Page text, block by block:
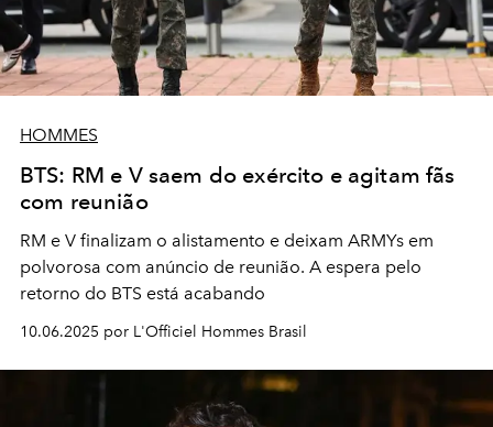
HOMMES
BTS: RM e V saem do exército e agitam fãs
com reunião
RM e V finalizam o alistamento e deixam ARMYs em
polvorosa com anúncio de reunião. A espera pelo
retorno do BTS está acabando
10.06.2025 por L'Officiel Hommes Brasil